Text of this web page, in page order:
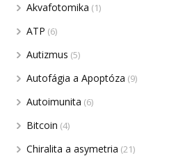
Akvafotomika (1)
ATP (6)
Autizmus (5)
Autofágia a Apoptóza (9)
Autoimunita (6)
Bitcoin (4)
Chiralita a asymetria (21)